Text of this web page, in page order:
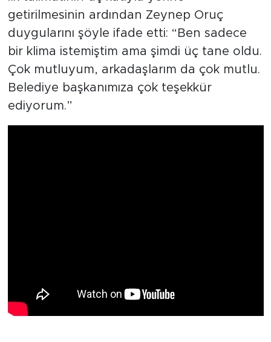
getirilmesinin ardından Zeynep Oruç
duygularını şöyle ifade etti: “Ben sadece
bir klima istemiştim ama şimdi üç tane oldu.
Çok mutluyum, arkadaşlarım da çok mutlu.
Belediye başkanımıza çok teşekkür
ediyorum.”